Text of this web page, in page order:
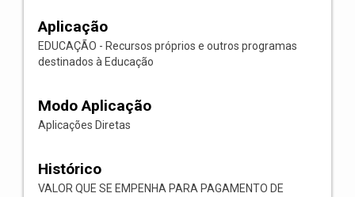
Aplicação
EDUCAÇÃO - Recursos próprios e outros programas
destinados à Educação
Modo Aplicação
Aplicações Diretas
Histórico
VALOR QUE SE EMPENHA PARA PAGAMENTO DE